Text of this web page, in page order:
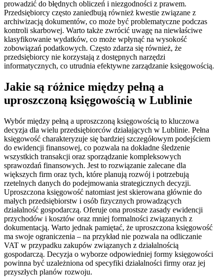
prowadzić do błędnych obliczeń i niezgodności z prawem.
Przedsiębiorcy często zaniedbują również kwestie związane z
archiwizacją dokumentów, co może być problematyczne podczas
kontroli skarbowej. Warto także zwrócić uwagę na niewłaściwe
klasyfikowanie wydatków, co może wpłynąć na wysokość
zobowiązań podatkowych. Często zdarza się również, że
przedsiębiorcy nie korzystają z dostępnych narzędzi
informatycznych, co utrudnia efektywne zarządzanie księgowością.
Jakie są różnice między pełną a
uproszczoną księgowością w Lublinie
Wybór między pełną a uproszczoną księgowością to kluczowa
decyzja dla wielu przedsiębiorców działających w Lublinie. Pełna
księgowość charakteryzuje się bardziej szczegółowym podejściem
do ewidencji finansowej, co pozwala na dokładne śledzenie
wszystkich transakcji oraz sporządzanie kompleksowych
sprawozdań finansowych. Jest to rozwiązanie zalecane dla
większych firm oraz tych, które planują rozwój i potrzebują
rzetelnych danych do podejmowania strategicznych decyzji.
Uproszczona księgowość natomiast jest skierowana głównie do
małych przedsiębiorstw i osób fizycznych prowadzących
działalność gospodarczą. Oferuje ona prostsze zasady ewidencji
przychodów i kosztów oraz mniej formalności związanych z
dokumentacją. Warto jednak pamiętać, że uproszczona księgowość
ma swoje ograniczenia – na przykład nie pozwala na odliczanie
VAT w przypadku zakupów związanych z działalnością
gospodarczą. Decyzja o wyborze odpowiedniej formy księgowości
powinna być uzależniona od specyfiki działalności firmy oraz jej
przyszłych planów rozwoju.